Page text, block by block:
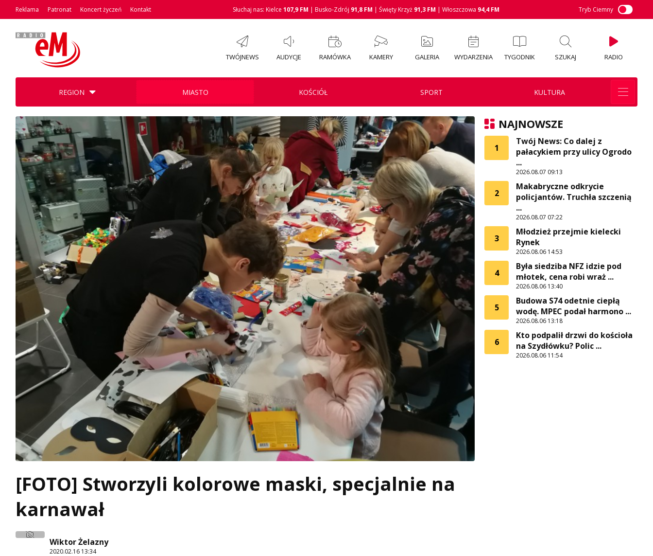
Reklama Patronat Koncert życzeń Kontakt Słuchaj nas: Kielce 107,9 FM | Busko-Zdrój 91,8 FM | Święty Krzyż 91,3 FM | Włoszczowa 94,4 FM Tryb Ciemny
TWÓJNEWS AUDYCJE RAMÓWKA KAMERY GALERIA WYDARZENIA TYGODNIK SZUKAJ RADIO
REGION MIASTO KOŚCIÓŁ SPORT KULTURA
[FOTO] Stworzyli kolorowe maski, specjalnie na
karnawał
Wiktor Żelazny
2020.02.16 13:34
NAJNOWSZE
1
Twój News: Co dalej z
pałacykiem przy ulicy Ogrodo
...
2026.08.07 09:13
2
Makabryczne odkrycie
policjantów. Truchła szczenią
...
2026.08.07 07:22
3
Młodzież przejmie kielecki
Rynek
2026.08.06 14:53
4
Była siedziba NFZ idzie pod
młotek, cena robi wraż ...
2026.08.06 13:40
5
Budowa S74 odetnie ciepłą
wodę. MPEC podał harmono ...
2026.08.06 13:18
6
Kto podpalił drzwi do kościoła
na Szydłówku? Polic ...
2026.08.06 11:54